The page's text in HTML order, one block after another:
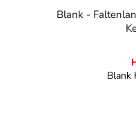
Blank -
Blank